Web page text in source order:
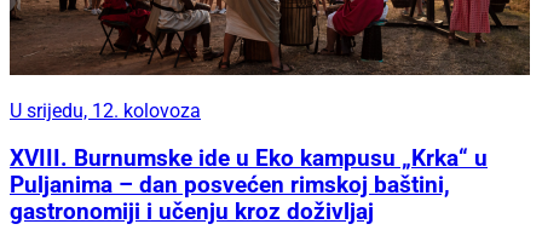
U srijedu, 12. kolovoza
XVIII. Burnumske ide u Eko kampusu „Krka“ u
Puljanima – dan posvećen rimskoj baštini,
gastronomiji i učenju kroz doživljaj